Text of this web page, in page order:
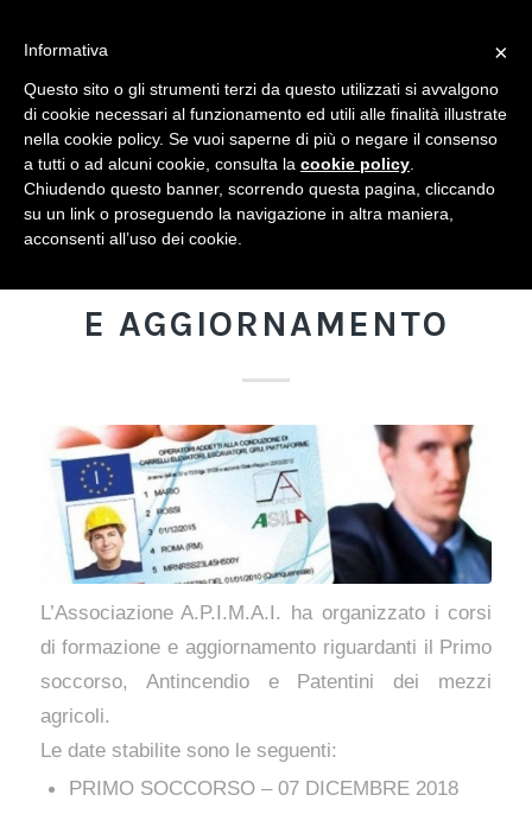
Sei in: News Corsi di formazione e aggiornamento
E AGGIORNAMENTO
L’Associazione A.P.I.M.A.I. ha organizzato i corsi
di formazione e aggiornamento riguardanti il Primo
soccorso, Antincendio e Patentini dei mezzi
agricoli.
Le date stabilite sono le seguenti:
PRIMO SOCCORSO – 07 DICEMBRE 2018
×
Informativa
Questo sito o gli strumenti terzi da questo utilizzati si avvalgono
di cookie necessari al funzionamento ed utili alle finalità illustrate
nella cookie policy. Se vuoi saperne di più o negare il consenso
a tutti o ad alcuni cookie, consulta la cookie policy
Chiudendo questo banner, scorrendo questa pagina, cliccando
su un link o proseguendo la navigazione in altra maniera,
acconsenti all’uso dei cookie.